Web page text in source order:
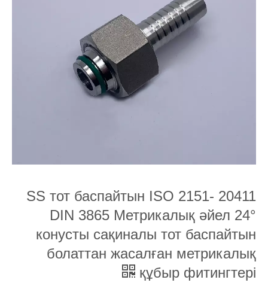
20411 SS тот баспайтын ISO 2151-
DIN 3865 Метрикалық әйел 24°
конусты сақиналы тот баспайтын
болаттан жасалған метрикалық
құбыр фитингтері